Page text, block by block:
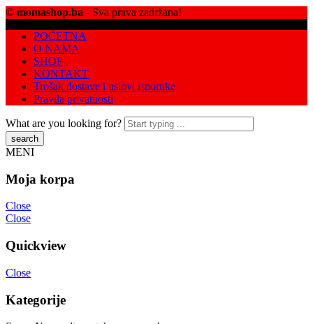
© momashop.ba - Sva prava zadržana!
POČETNA
O NAMA
SHOP
KONTAKT
Trošak dostave i uslovi isporuke
Pravila privatnosti
What are you looking for?
MENI
Moja korpa
Close
Close
Quickview
Close
Kategorije